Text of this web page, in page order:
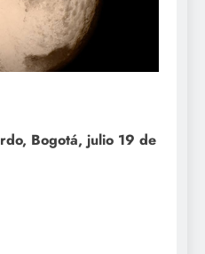
Bogotá, julio 19 de